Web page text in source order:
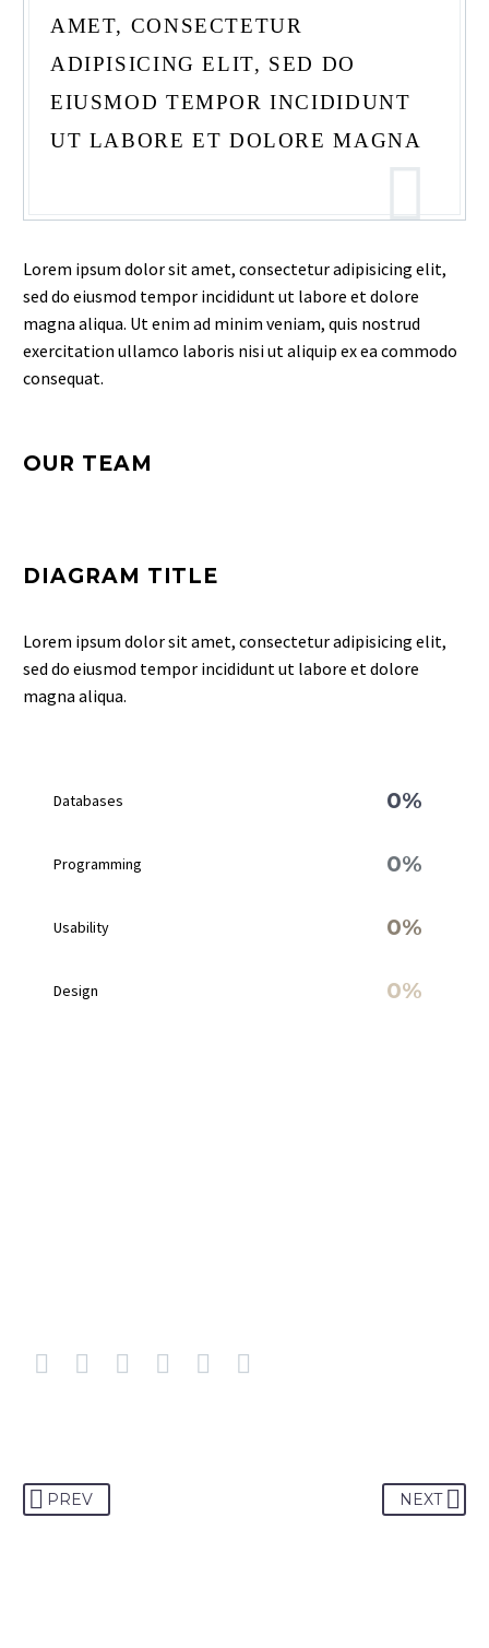
AMET, CONSECTETUR
ADIPISICING ELIT, SED DO
EIUSMOD TEMPOR INCIDIDUNT
UT LABORE ET DOLORE MAGNA
Lorem ipsum dolor sit amet, consectetur adipisicing elit,
sed do eiusmod tempor incididunt ut labore et dolore
magna aliqua. Ut enim ad minim veniam, quis nostrud
exercitation ullamco laboris nisi ut aliquip ex ea commodo
consequat.
OUR TEAM
DIAGRAM TITLE
Lorem ipsum dolor sit amet, consectetur adipisicing elit,
sed do eiusmod tempor incididunt ut labore et dolore
magna aliqua.
Databases 0%
Programming 0%
Usability 0%
Design 0%
PREV NEXT